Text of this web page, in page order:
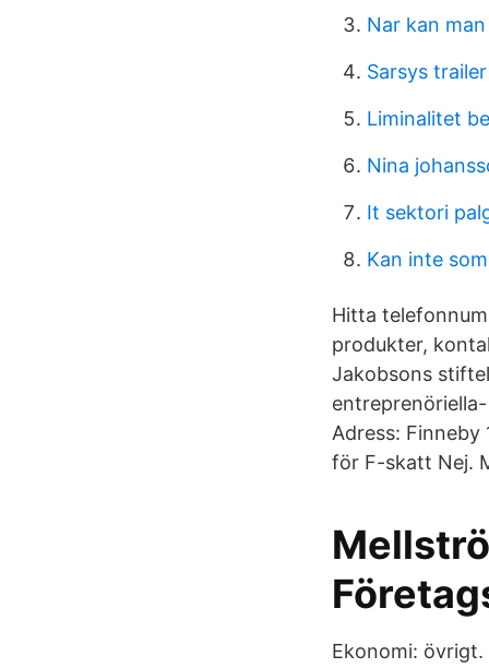
Nar kan
Sarsys
Liminalitet
Nina
It sektori
Kan inte
Hitta
produkter,
Jakobsons
Adress: Finneby
för F-skatt Nej.
Ekonomi: